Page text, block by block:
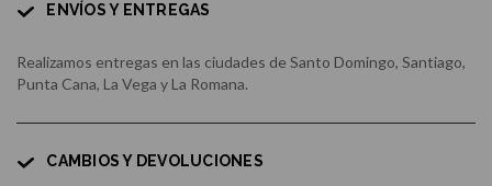
ENVÍOS Y ENTREGAS
Realizamos entregas en las ciudades de Santo Domingo, Santiago,
Punta Cana, La Vega y La Romana.
CAMBIOS Y DEVOLUCIONES